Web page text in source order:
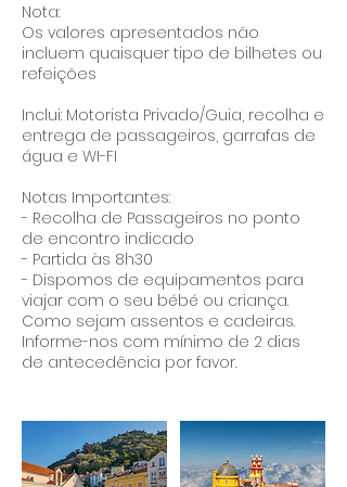
Nota:
Os valores apresentados não
incluem quaisquer tipo de bilhetes ou
refeições
Inclui: Motorista Privado/Guia, recolha e
entrega de passageiros, garrafas de
água e WI-FI
Notas Importantes:
- Recolha de Passageiros no ponto
de encontro indicado
- Partida às 8h30
- Dispomos de equipamentos para
viajar com o seu bébé ou criança.
Como sejam assentos e cadeiras.
Informe-nos com mínimo de 2 dias